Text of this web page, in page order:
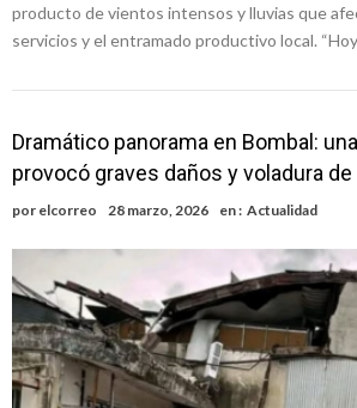
producto de vientos intensos y lluvias que
servicios y el entramado productivo local.
Dramático panorama en Bombal:
provocó graves daños y voladura
por elcorreo 28 marzo, 2026 en : Actualidad